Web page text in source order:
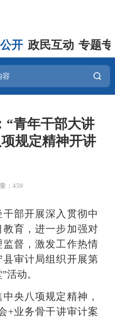
开 政民互动 专题
“青年干部大讲
规定精神开讲
：459
部开展深入贯彻中
育，进一步加强对
督，激发工作热情
审计局组织开展第
活动。
八项规定精神，
+业务骨干讲审计案